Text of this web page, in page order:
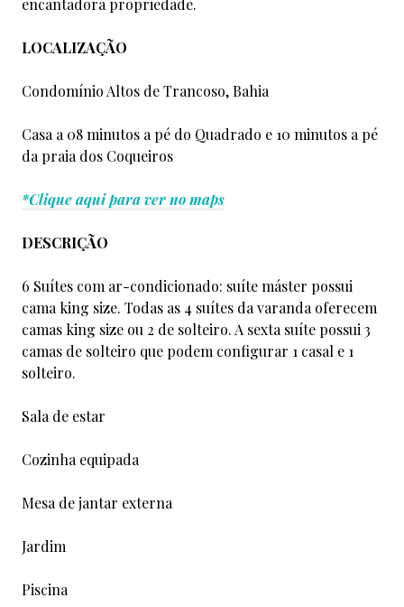
encantadora propriedade.
LOCALIZAÇÃO
Condomínio Altos de Trancoso, Bahia
Casa a 08 minutos a pé do Quadrado e 10 minutos a pé
da praia dos Coqueiros
*Clique aqui para ver no maps
DESCRIÇÃO
6 Suítes com ar-condicionado: suíte máster possui
cama king size. Todas as 4 suítes da varanda oferecem
camas king size ou 2 de solteiro. A sexta suíte possui 3
camas de solteiro que podem configurar 1 casal e 1
solteiro.
Sala de estar
Cozinha equipada
Mesa de jantar externa
Jardim
Piscina